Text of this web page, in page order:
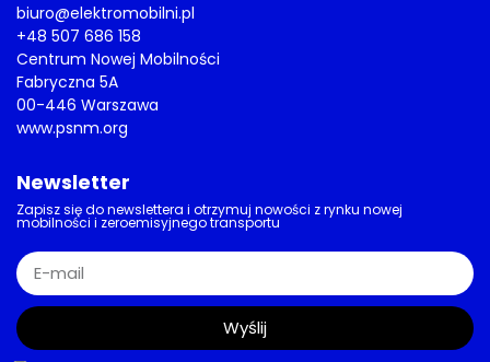
biuro@elektromobilni.pl
+48 507 686 158
Centrum Nowej Mobilności
Fabryczna 5A
00-446 Warszawa
www.psnm.org
Newsletter
Zapisz się do newslettera i otrzymuj nowości z rynku nowej
mobilności i zeroemisyjnego transportu
Wyślij